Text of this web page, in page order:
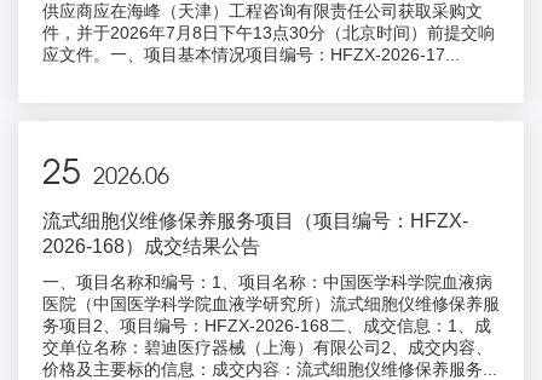
供应商应在海峰（天津）工程咨询有限责任公司获取采购文
件，并于2026年7月8日下午13点30分（北京时间）前提交响
应文件。一、项目基本情况项目编号：HFZX-2026-17...
25 2026.06
流式细胞仪维修保养服务项目（项目编号：HFZX-
2026-168）成交结果公告
一、项目名称和编号：1、项目名称：中国医学科学院血液病
医院（中国医学科学院血液学研究所）流式细胞仪维修保养服
务项目2、项目编号：HFZX-2026-168二、成交信息：1、成
交单位名称：碧迪医疗器械（上海）有限公司2、成交内容、
价格及主要标的信息：成交内容：流式细胞仪维修保养服务...